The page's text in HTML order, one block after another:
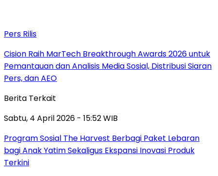
Pers Rilis
Cision Raih MarTech Breakthrough Awards 2026 untuk
Pemantauan dan Analisis Media Sosial, Distribusi Siaran
Pers, dan AEO
Berita Terkait
Sabtu, 4 April 2026 - 15:52 WIB
Program Sosial The Harvest Berbagi Paket Lebaran
bagi Anak Yatim Sekaligus Ekspansi Inovasi Produk
Terkini